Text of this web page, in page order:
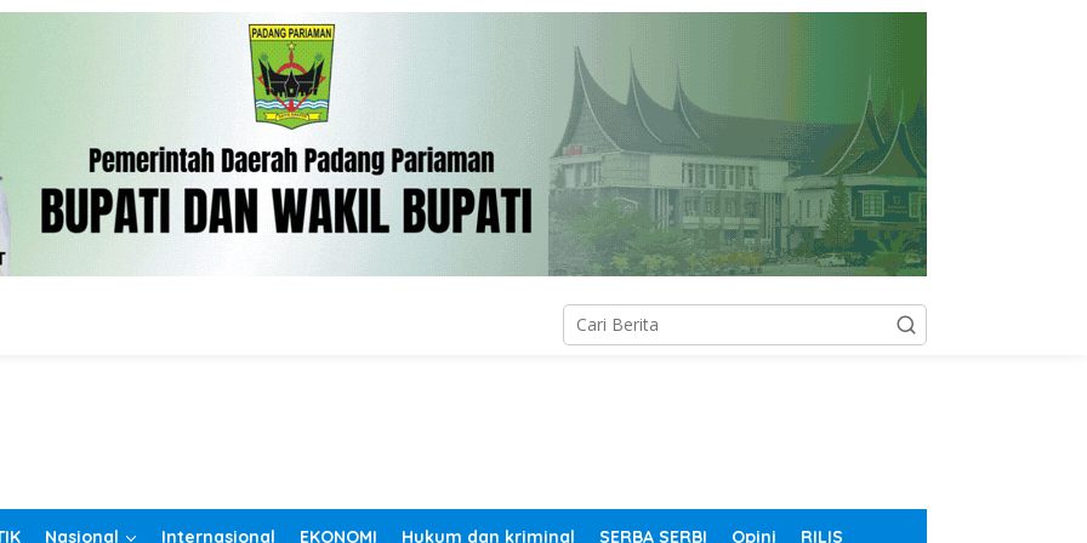
Nasional Internasional EKONOMI Hukum dan kriminal SERBA SERBI Opini RILIS